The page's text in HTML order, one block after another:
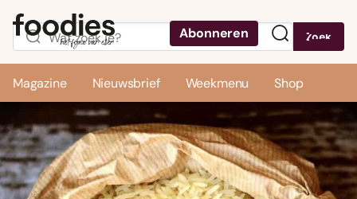
Abonneren Zoek
Magazine Nieuwsbrief Weekmenu Shop